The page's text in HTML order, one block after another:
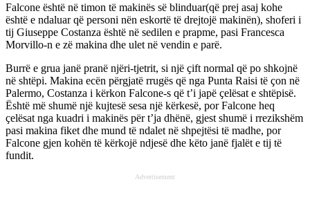
Falcone është në timon të makinës së blinduar(që prej asaj kohe
është e ndaluar që personi nën eskortë të drejtojë makinën), shoferi i
tij Giuseppe Costanza është në sedilen e prapme, pasi Francesca
Morvillo-n e zë makina dhe ulet në vendin e parë.
Burrë e grua janë pranë njëri-tjetrit, si një ҫift normal që po shkojnë
në shtëpi. Makina ecën përgjatë rrugës që nga Punta Raisi të ҫon në
Palermo, Costanza i kërkon Falcone-s që t’i japë ҫelësat e shtëpisë.
Është më shumë një kujtesë sesa një kërkesë, por Falcone heq
ҫelësat nga kuadri i makinës për t’ja dhënë, gjest shumë i rrezikshëm
pasi makina fiket dhe mund të ndalet në shpejtësi të madhe, por
Falcone gjen kohën të kërkojë ndjesë dhe këto janë fjalët e tij të
fundit.
Advertisement